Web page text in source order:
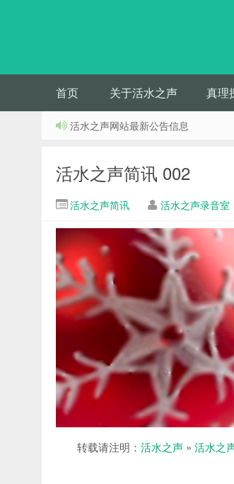
首页 关于活水之声 真理
活水之声网站最新公告信息
活水之声简讯 002
活水之声简讯 活水之声录音室
转载请注明： 活水之声 » 活水之